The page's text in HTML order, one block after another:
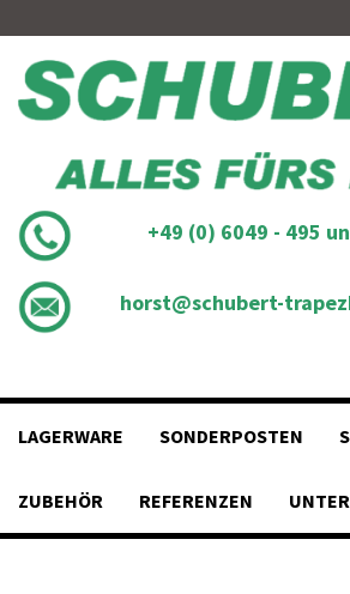
content
+49 (0) 6049 - 495
horst@schubert-
LAGERWARE SONDERPOSTEN
ZUBEHÖR REFERENZEN